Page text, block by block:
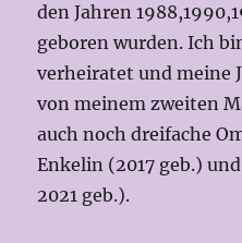
den Jahren
geboren wurden. Ich
verheiratet und meine
von meinem zweiten
auch noch dreifache
Enkelin (2017 geb.)
2021 geb.).